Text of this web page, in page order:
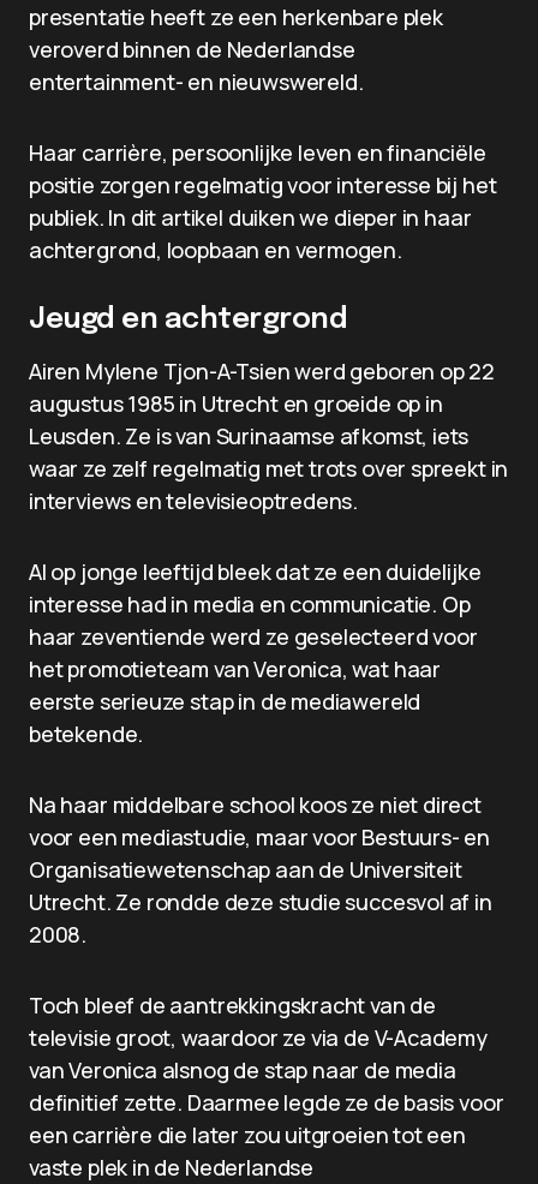
presentatie heeft ze een herkenbare plek
veroverd binnen de Nederlandse
entertainment- en nieuwswereld.
Haar carrière, persoonlijke leven en financiële
positie zorgen regelmatig voor interesse bij het
publiek. In dit artikel duiken we dieper in haar
achtergrond, loopbaan en vermogen.
Jeugd en achtergrond
Airen Mylene Tjon-A-Tsien werd geboren op 22
augustus 1985 in Utrecht en groeide op in
Leusden. Ze is van Surinaamse afkomst, iets
waar ze zelf regelmatig met trots over spreekt in
interviews en televisieoptredens.
Al op jonge leeftijd bleek dat ze een duidelijke
interesse had in media en communicatie. Op
haar zeventiende werd ze geselecteerd voor
het promotieteam van Veronica, wat haar
eerste serieuze stap in de mediawereld
betekende.
Na haar middelbare school koos ze niet direct
voor een mediastudie, maar voor Bestuurs- en
Organisatiewetenschap aan de Universiteit
Utrecht. Ze rondde deze studie succesvol af in
2008.
Toch bleef de aantrekkingskracht van de
televisie groot, waardoor ze via de V-Academy
van Veronica alsnog de stap naar de media
definitief zette. Daarmee legde ze de basis voor
een carrière die later zou uitgroeien tot een
vaste plek in de Nederlandse